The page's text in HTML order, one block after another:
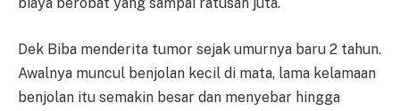
Dek Biba menderita tumor sejak umurnya baru 2 tahun.
Awalnya muncul benjolan kecil di mata, lama kelamaan
benjolan itu semakin besar dan menyebar hingga